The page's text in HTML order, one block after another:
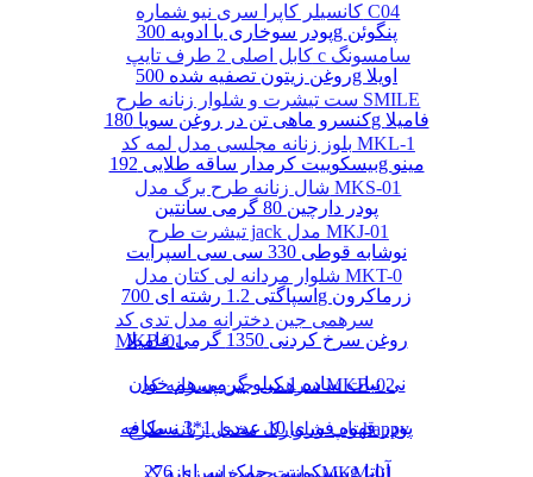
کانسیلر کاپرا سری نیو شماره C04
کابل اصلی 2 طرف تایپ c سامسونگ
ست تیشرت و شلوار زنانه طرح SMILE
بلوز زنانه مجلسی مدل لمه کد MKL-1
شال زنانه طرح برگ مدل MKS-01
تیشرت طرح jack مدل MKJ-01
شلوار مردانه لی کتان مدل MKT-0
سرهمی جین دخترانه مدل تدی کد
MKB-01
سرهمی جین پسرانه کد MKB-02
تاپ شلوارک مخمل زنانه طرح happy
مانتو چهارخانه زنانه کد MKM-01
پودر سوخاری با ادویه 300g پنگوئن
روغن زیتون تصفیه شده 500g اویلا
کنسرو ماهی تن در روغن سویا 180g فامیلا
بیسکوییت کرمدار ساقه طلایی 192g مینو
پودر دارچین 80 گرمی سانتین
نوشابه قوطی 330 سی سی اسپرایت
اسپاگتی 1.2 رشته ای 700g زرماکرون
روغن سرخ کردنی 1350 گرمی فامیلا
نی نبات ساده 1 کیلو گرمی هم خوان
پودر قهوه فوری 10 عددی 1*3 نسکافه
بیسکوییت چمک سرای 276g آناتا